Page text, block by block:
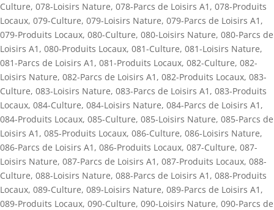
Culture, 078-Loisirs Nature, 078-Parcs de Loisirs A1 , 078-Produits
Locaux, 079-Culture, 079-Loisirs Nature, 079-Parcs de Loisirs A1 ,
079-Produits Locaux, 080-Culture, 080-Loisirs Nature, 080-Parcs de
Loisirs A1 , 080-Produits Locaux, 081-Culture, 081-Loisirs Nature,
081-Parcs de Loisirs A1 , 081-Produits Locaux, 082-Culture, 082-
Loisirs Nature, 082-Parcs de Loisirs A1 , 082-Produits Locaux, 083-
Culture, 083-Loisirs Nature, 083-Parcs de Loisirs A1 , 083-Produits
Locaux, 084-Culture, 084-Loisirs Nature, 084-Parcs de Loisirs A1 ,
084-Produits Locaux, 085-Culture, 085-Loisirs Nature, 085-Parcs de
Loisirs A1 , 085-Produits Locaux, 086-Culture, 086-Loisirs Nature,
086-Parcs de Loisirs A1 , 086-Produits Locaux, 087-Culture, 087-
Loisirs Nature, 087-Parcs de Loisirs A1 , 087-Produits Locaux, 088-
Culture, 088-Loisirs Nature, 088-Parcs de Loisirs A1 , 088-Produits
Locaux, 089-Culture, 089-Loisirs Nature, 089-Parcs de Loisirs A1 ,
089-Produits Locaux, 090-Culture, 090-Loisirs Nature, 090-Parcs de